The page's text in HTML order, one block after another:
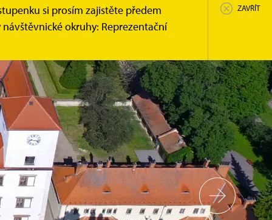
si prosím zajistěte předem
okruhy: Reprezentační
ZAVŘÍT